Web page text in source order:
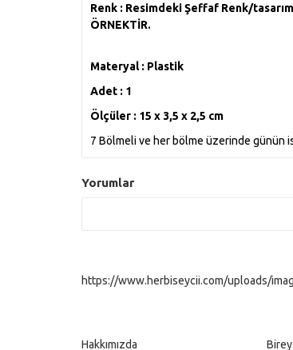
Renk : Resimdeki Şeffaf Renk/
ÖRNEKTİR.
Materyal : Plastik
Adet : 1
Ölçüler : 15 x 3,5 x 2,5 cm
7 Bölmeli ve her bölme üzerinde günün
Yorumlar
https://www.herbiseycii.com/uploads/
Hakkımızda